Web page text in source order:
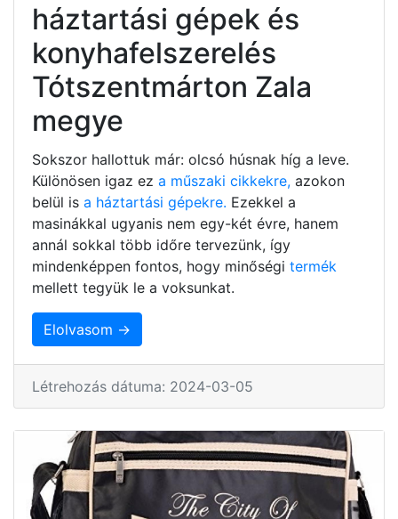
háztartási gépek és
konyhafelszerelés
Tótszentmárton Zala
megye
Sokszor hallottuk már: olcsó húsnak híg a leve.
Különösen igaz ez a műszaki cikkekre, azokon
belül is a háztartási gépekre. Ezekkel a
masinákkal ugyanis nem egy-két évre, hanem
annál sokkal több időre tervezünk, így
mindenképpen fontos, hogy minőségi termék
mellett tegyük le a voksunkat.
Elolvasom →
Létrehozás dátuma: 2024-03-05